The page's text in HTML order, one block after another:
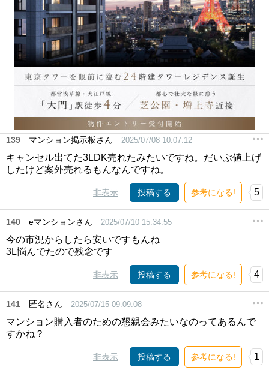
139 マンション掲示板さん 2025/07/08 10:07:12
キャンセル出てた3LDK売れたみたいですね。だいぶ値上げ
したけど案外売れるもんなんですね。
非表示 投稿する 参考になる! 5
140 eマンションさん 2025/07/10 15:34:55
今の市況からしたら安いですもんね
3L悩んでたので残念です
非表示 投稿する 参考になる! 4
141 匿名さん 2025/07/15 09:09:08
マンション購入者のための懇親会みたいなのってあるんで
すかね？
非表示 投稿する 参考になる! 1